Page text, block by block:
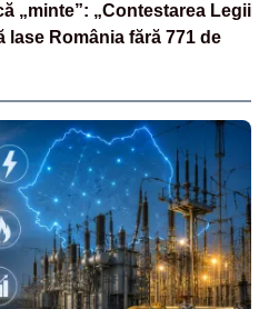
„minte”: „Contestarea Legii
lase România fără 771 de